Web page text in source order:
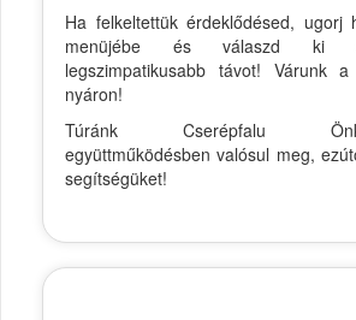
Ha felkeltettük érdeklődésed, ugorj
menüjébe és válaszd ki
legszimpatikusabb távot! Várunk
nyáron!
Túránk Cserépfalu
együttműködésben valósul meg,
segítségüket!